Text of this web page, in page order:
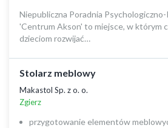
Niepubliczna Poradnia
'Centrum Akson' to miejsce, w którym
dzieciom rozwijać…
Stolarz meblowy
Makastol Sp. z o. o.
Zgierz
przygotowanie elementów